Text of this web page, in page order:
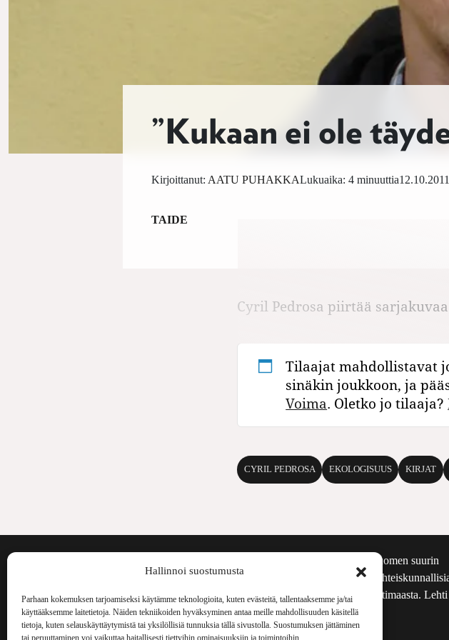
Hallinnoi suostumusta
Parhaan kokemuksen tarjoamiseksi käytämme teknologioita, kuten evästeitä, tallentaaksemme ja/tai
käyttääksemme laitetietoja. Näiden tekniikoiden hyväksyminen antaa meille mahdollisuuden käsitellä
tietoja, kuten selauskäyttäytymistä tai yksilöllisiä tunnuksia tällä sivustolla. Suostumuksen jättäminen
tai peruuttaminen voi vaikuttaa haitallisesti tiettyihin ominaisuuksiin ja toimintoihin.
”Kukaan ei ole
12.10.2011
Kirjoittanut: AATU PUHAKKALukuaika: 4 minuuttia
TAIDE
Cyril Pedrosa piirtää
Tilaajat mahdollistavat
sinäkin joukkoon, ja
Voima. Oletko jo tilaaja?
CYRIL PEDROSA EKOLOGISUUS KIRJAT
Voima Kustannus
Vellamonkatu 30 B 3 krs.
Voima on painosmäärältään Suomen suurin
kulttuurilehti. Se nostaa esiin
aiheita niin maailmalta kuin kotimaasta.
ilmestynyt vuodesta 1999.